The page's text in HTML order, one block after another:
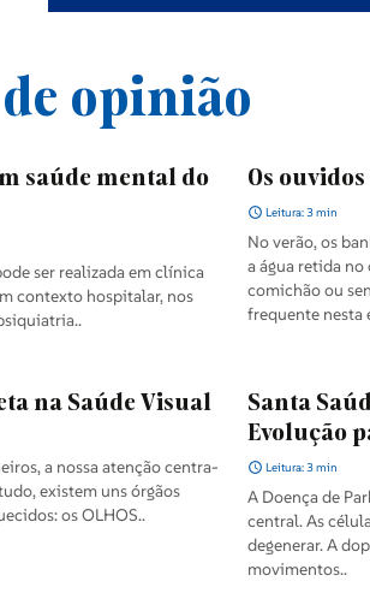
opinião
saúde mental do
ser realizada em clínica
contexto hospitalar, nos
Os
Leitura: 3 min
No verão, os
a água retida
comichão ou
frequente nesta
na Saúde Visual
a nossa atenção centra-
existem uns órgãos
os OLHOS..
Santa
Evolução
Leitura: 3 min
A Doença de
central. As
degenerar. A
movimentos..